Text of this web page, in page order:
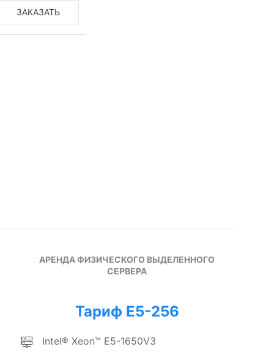
ЗАКАЗАТЬ
АРЕНДА ФИЗИЧЕСКОГО ВЫДЕЛЕННОГО
СЕРВЕРА
Тариф E5-256
Intel® Xeon™ E5-1650V3